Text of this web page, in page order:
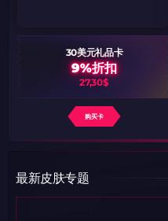
30美元礼品卡
9%折扣
27,30$
购买卡
最新皮肤专题